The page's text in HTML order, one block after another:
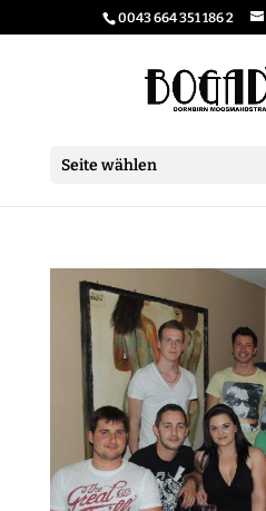
0043 664 351 186 2
Seite wählen